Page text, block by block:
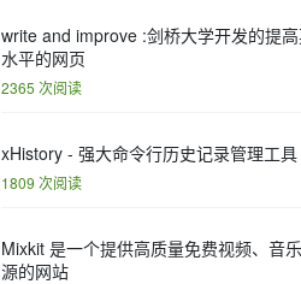
write and improve :剑桥大学开发的提
水平的网页
2365 次阅读
xHistory - 强大命令行历史记录管理工具
1809 次阅读
Mixkit 是一个提供高质量免费视频、音
源的网站